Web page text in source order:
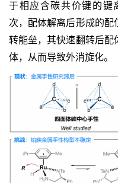
于相应含碳共价键的键
次，配体解离后形成的配
转能垒，其快速翻转后配
体，从而导致外消旋化。